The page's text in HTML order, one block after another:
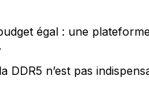
égal : une
n’est pas